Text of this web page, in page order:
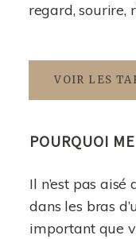
regard, sourire,
VOIR LES
POURQUOI
Il n’est pas
dans les bras
important que